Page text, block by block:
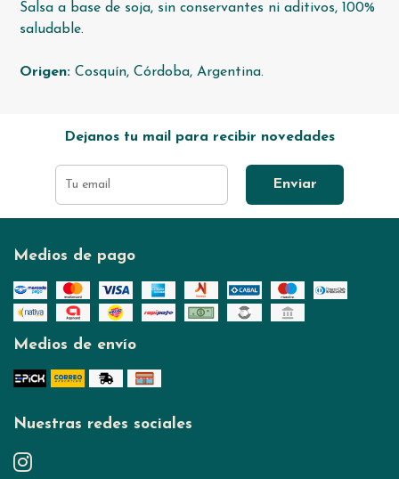
Salsa a base de soja, sin conservantes ni aditivos, 100%
saludable.
Origen: Cosquín, Córdoba, Argentina.
Dejanos tu mail para recibir novedades
Enviar
Medios de pago
Medios de envío
Nuestras redes sociales